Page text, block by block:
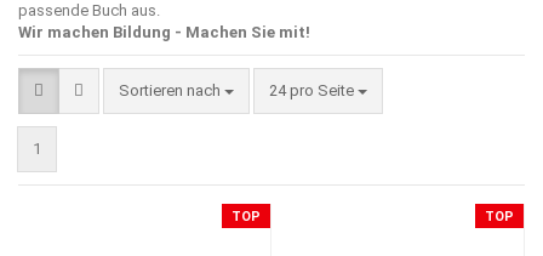
passende Buch aus.
Wir machen Bildung - Machen Sie mit!
Sortieren nach
Sortieren nach 24 pro Seite
pro Seite
1
TOP TOP